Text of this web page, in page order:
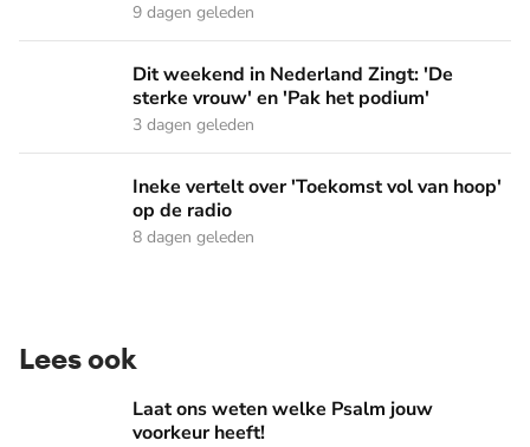
9 dagen geleden
Dit weekend in Nederland Zingt: 'De sterke vrouw' en 'Pak
Dit weekend in Nederland Zingt: 'De
sterke vrouw' en 'Pak het podium'
3 dagen geleden
Ineke vertelt over 'Toekomst vol van hoop' op de radio
Ineke vertelt over 'Toekomst vol van hoop'
op de radio
8 dagen geleden
Lees ook
Laat ons weten welke Psalm jouw voorkeur heeft!
Laat ons weten welke Psalm jouw
voorkeur heeft!